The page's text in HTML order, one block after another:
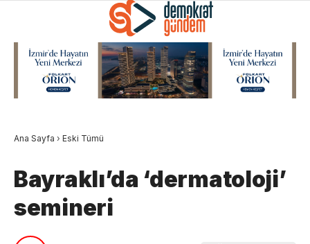
Ana Sayfa › Eski Tümü
Bayraklı’da ‘dermatoloji’
semineri